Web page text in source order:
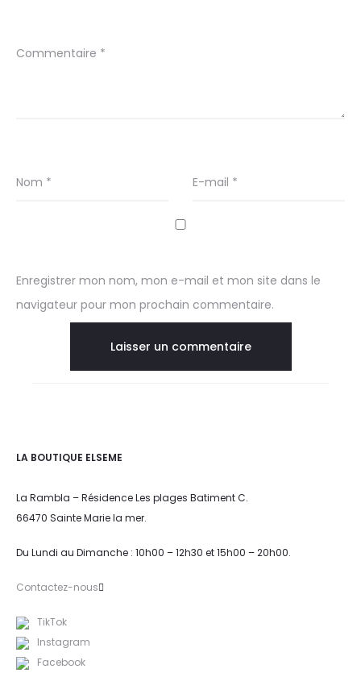
Commentaire *
Nom * E-mail *
Enregistrer mon nom, mon e-mail et mon site dans le
navigateur pour mon prochain commentaire.
LA BOUTIQUE ELSEME
La Rambla – Résidence Les plages Batiment C.
66470 Sainte Marie la mer.
Du Lundi au Dimanche : 10h00 – 12h30 et 15h00 – 20h00.
Contactez-nous
TikTok
Instagram
Facebook